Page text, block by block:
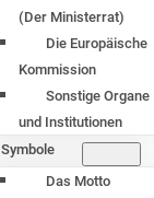
(Der Ministerrat)
Die Europäische
Kommission
Sonstige Organe
und Institutionen
Symbole
Das Motto